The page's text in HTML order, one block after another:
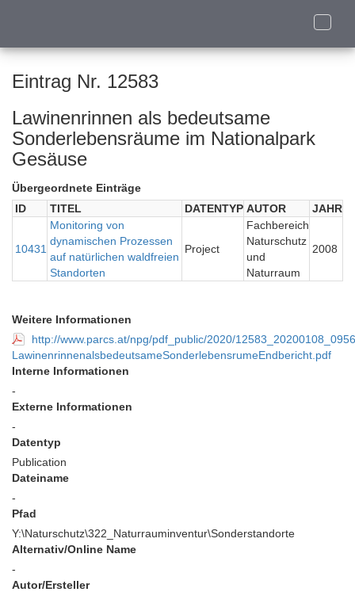
Toggle
Eintrag Nr. 12583
Lawinenrinnen als bedeutsame
Sonderlebensräume im Nationalpark
Gesäuse
Übergeordnete Einträge
ID
TITEL DATENTYP AUTOR JAHR
10431
Monitoring von
dynamischen Prozessen
auf natürlichen waldfreien
Standorten
Project
Fachbereich
Naturschutz
und
Naturraum
2008
Weitere Informationen
http://www.parcs.at/npg/pdf_public/2020/
LawinenrinnenalsbedeutsameSonderlebensrumeEndbericht.pdf
Interne Informationen
-
Externe Informationen
-
Datentyp
Publication
Dateiname
-
Pfad
Y:\Naturschutz\322_Naturrauminventur\Sonderstandorte
Alternativ/Online Name
-
Autor/Ersteller